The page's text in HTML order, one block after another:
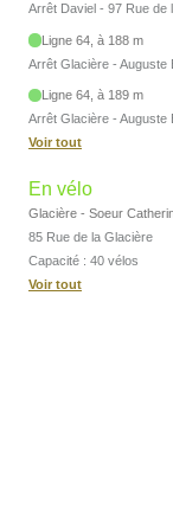
Arrêt Daviel - 97 Rue de
Ligne 64, à 188 m
Arrêt Glacière - Auguste
Ligne 64, à 189 m
Arrêt Glacière - Auguste
Voir tout
En vélo
Glacière - Soeur
85 Rue de la Glacière
Capacité : 40 vélos
Voir tout